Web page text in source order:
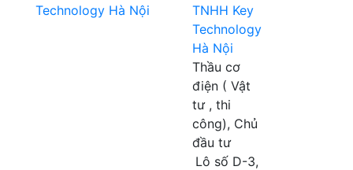
TNHH Key
Technology
Hà Nội
Thầu cơ
điện ( Vật
tư , thi
công), Chủ
đầu tư
Lô số D-3,